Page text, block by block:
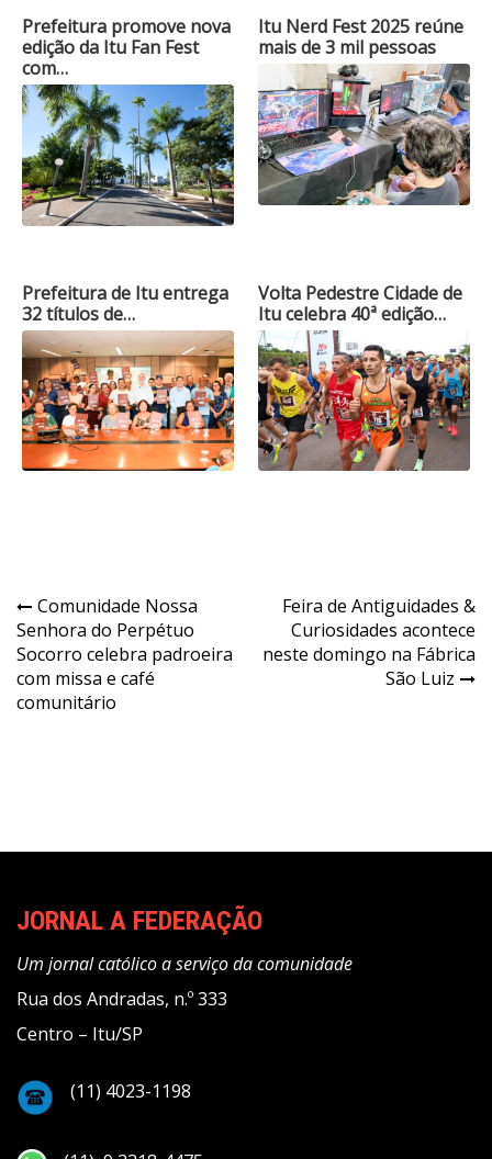
Prefeitura promove nova
edição da Itu Fan Fest
com…
Itu Nerd Fest 2025 reúne
mais de 3 mil pessoas
Prefeitura de Itu entrega
32 títulos de…
Volta Pedestre Cidade de
Itu celebra 40ª edição…
Navegação
de
Post
Comunidade Nossa
Senhora do Perpétuo
Socorro celebra padroeira
com missa e café
comunitário
Feira de Antiguidades &
Curiosidades acontece
neste domingo na Fábrica
São Luiz
JORNAL A FEDERAÇÃO
Um jornal católico a serviço da comunidade
Rua dos Andradas, n.º 333
Centro – Itu/SP
(11) 4023-1198